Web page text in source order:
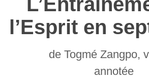
l’Esprit en
de Togmé Zangpo,
annotée